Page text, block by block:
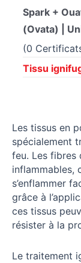
Spark +
(Ovata) |
(0
Tissu
Les tissus en
spécialement
feu. Les fibres
inflammables,
s’enflammer
grâce à
ces tissus
résister à la
Le traitement